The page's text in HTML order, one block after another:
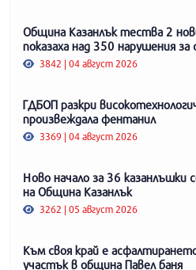
Община Казанлък тества 2
показаха над 350 нарушения за
3842 | 04 август 2026
ГДБОП разкри
произвеждала фентанил
3369 | 04 август 2026
Ново начало за 36 казанлъшки
на Община Казанлък
3262 | 05 август 2026
Към своя край е
участък в община Павел баня